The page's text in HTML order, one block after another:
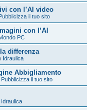
con l’AI video
il tuo sito
con l’AI
PC
differenza
Idraulica
Abbigliamento
Pubblicizza il tuo sito
Idraulica